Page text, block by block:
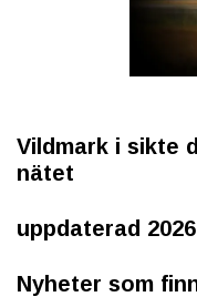
Vildmark i sikte
nätet
uppdaterad
Nyheter som